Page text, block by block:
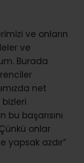
ve onların
ve
Burada
net
bu başarısını
onlar
yapsak azdır”